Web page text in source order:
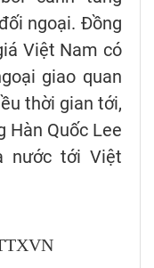
ngoại. Đồng
Việt Nam có
giao quan
thời gian tới,
Hàn Quốc Lee
nước tới Việt